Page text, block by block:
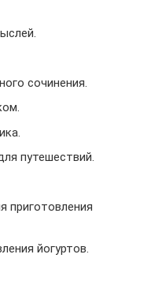
сочинения.
путешествий.
приготовления
йогуртов.